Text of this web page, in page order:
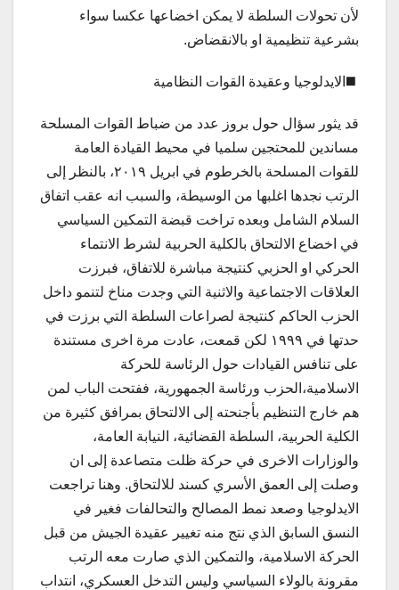
لأن تحولات السلطة لا يمكن اخضاعها عكسا سواء
بشرعية تنظيمية او بالانقضاض.
◼️الايدلوجيا وعقيدة القوات النظامية
قد يثور سؤال حول بروز عدد من ضباط القوات المسلحة
مساندين للمحتجين سلميا في محيط القيادة العامة
للقوات المسلحة بالخرطوم في ابريل ٢٠١٩، بالنظر إلى
الرتب نجدها اغلبها من الوسيطة، والسبب انه عقب اتفاق
السلام الشامل وبعده تراخت قبضة التمكين السياسي
في اخضاع الالتحاق بالكلية الحربية لشرط الانتماء
الحركي او الحزبي كنتيجة مباشرة للاتفاق، فبرزت
العلاقات الاجتماعية والاثنية التي وجدت مناخ لتنمو داخل
الحزب الحاكم كنتيجة لصراعات السلطة التي برزت في
حدتها في ١٩٩٩ لكن قمعت، عادت مرة اخرى مستندة
على تنافس القيادات حول الرئاسة للحركة
الاسلامية،الحزب ورئاسة الجمهورية، ففتحت الباب لمن
هم خارج التنظيم بأجنحته إلى الالتحاق بمرافق كثيرة من
الكلية الحربية، السلطة القضائية، النيابة العامة،
والوزارات الاخرى في حركة ظلت متصاعدة إلى ان
وصلت إلى العمق الأسري كسند للالتحاق. وهنا تراجعت
الايدلوجيا وصعد نمط المصالح والتحالفات فغير في
النسق السابق الذي نتج منه تغيير عقيدة الجيش من قبل
الحركة الاسلامية، والتمكين الذي صارت معه الرتب
مقرونة بالولاء السياسي وليس التدخل العسكري، انتداب